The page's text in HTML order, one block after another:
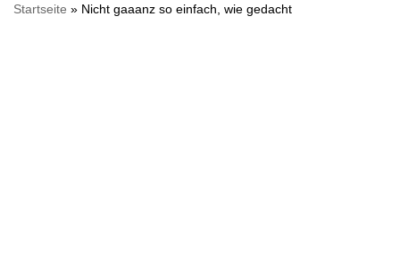
Startseite » Nicht gaaanz so einfach, wie gedacht